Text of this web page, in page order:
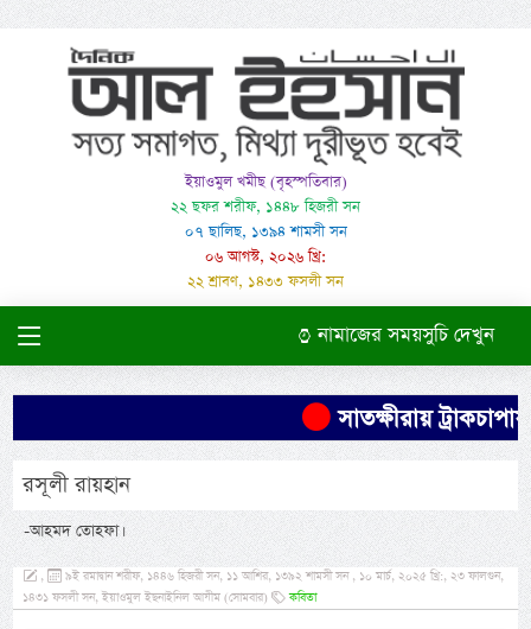
ইয়াওমুল খমীছ (বৃহস্পতিবার)
২২ ছফর শরীফ, ১৪৪৮ হিজরী সন
০৭ ছালিছ, ১৩৯৪ শামসী সন
০৬ আগস্ট, ২০২৬ খ্রি:
২২ শ্রাবণ, ১৪৩৩ ফসলী সন
নামাজের সময়সুচি দেখুন
সাতক্ষীরায়
রসূলী রায়হান
-আহমদ তোহফা।
,
৯ই রমাদ্বান শরীফ, ১৪৪৬ হিজরী সন, ১১ আশির, ১৩৯২ শামসী সন , ১০ মার্চ, ২০২৫ খ্রি:, ২৩ ফালগুন,
১৪৩১ ফসলী সন, ইয়াওমুল ইছনাইনিল আযীম (সোমবার)
কবিতা